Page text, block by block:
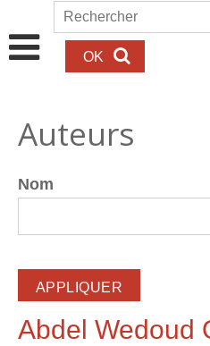
Aller au contenu principal
Formulaire
Rechercher
Auteurs
Nom
Abdel Wedoud